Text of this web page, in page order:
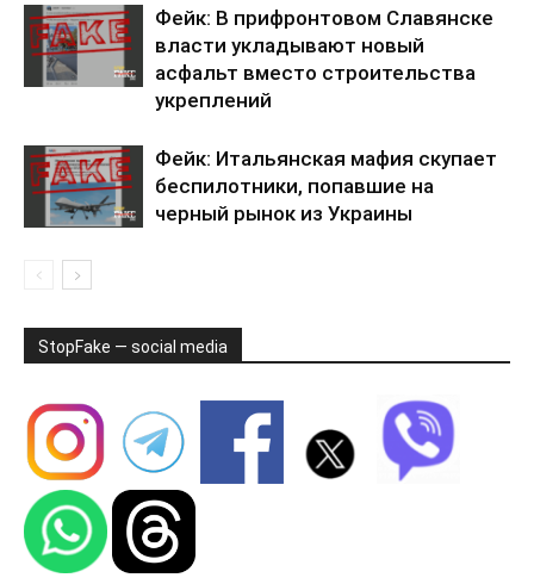
Фейк: В прифронтовом Славянске
власти укладывают новый
асфальт вместо строительства
укреплений
Фейк: Итальянская мафия скупает
беспилотники, попавшие на
черный рынок из Украины
StopFake — social media